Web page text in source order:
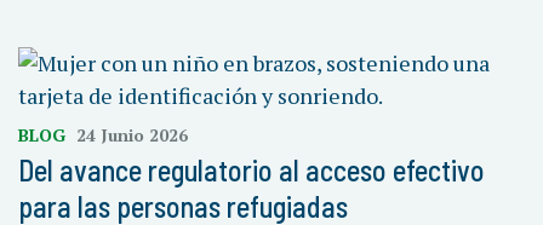
BLOG 24 Junio 2026
Del avance regulatorio al acceso efectivo
para las personas refugiadas